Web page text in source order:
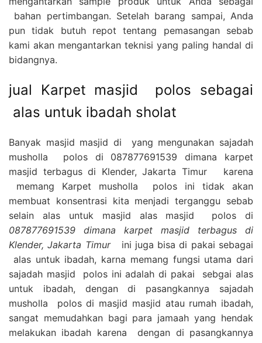
bahan pertimbangan. Setelah barang sampai, Anda
pun tidak butuh repot tentang pemasangan sebab
kami akan mengantarkan teknisi yang paling handal di
bidangnya.
jual Karpet masjid polos sebagai
alas untuk ibadah sholat
Banyak masjid masjid di yang mengunakan sajadah
musholla polos di 087877691539 dimana karpet
masjid terbagus di Klender, Jakarta Timur karena
memang Karpet musholla polos ini tidak akan
membuat konsentrasi kita menjadi terganggu sebab
selain alas untuk masjid alas masjid polos di
087877691539 dimana karpet masjid terbagus di
Klender, Jakarta Timur
ini juga bisa di pakai sebagai
alas untuk ibadah, karna memang fungsi utama dari
sajadah masjid polos ini adalah di pakai sebgai alas
untuk ibadah, dengan di pasangkannya sajadah
musholla polos di masjid masjid atau rumah ibadah,
sangat memudahkan bagi para jamaah yang hendak
melakukan ibadah karena dengan di pasangkannya